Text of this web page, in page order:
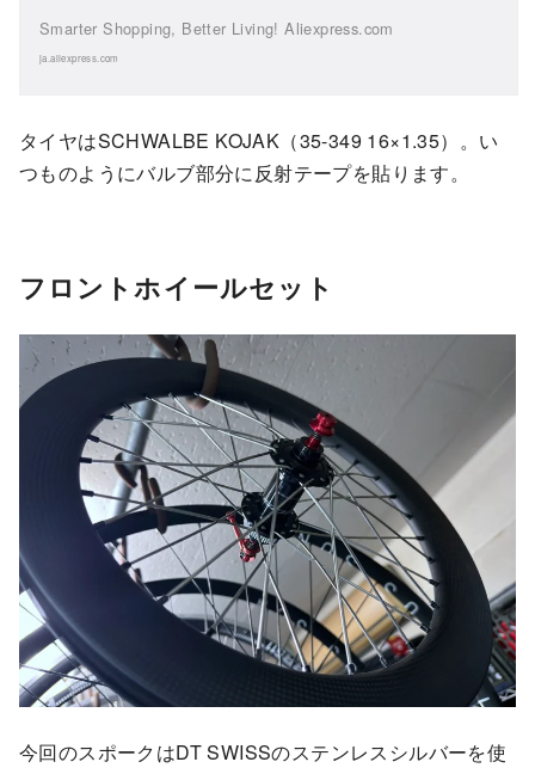
Smarter Shopping, Better Living! Aliexpress.com
ja.aliexpress.com
タイヤはSCHWALBE KOJAK（35-349 16×1.35）。い
つものようにバルブ部分に反射テープを貼ります。
フロントホイールセット
今回のスポークはDT SWISSのステンレスシルバーを使